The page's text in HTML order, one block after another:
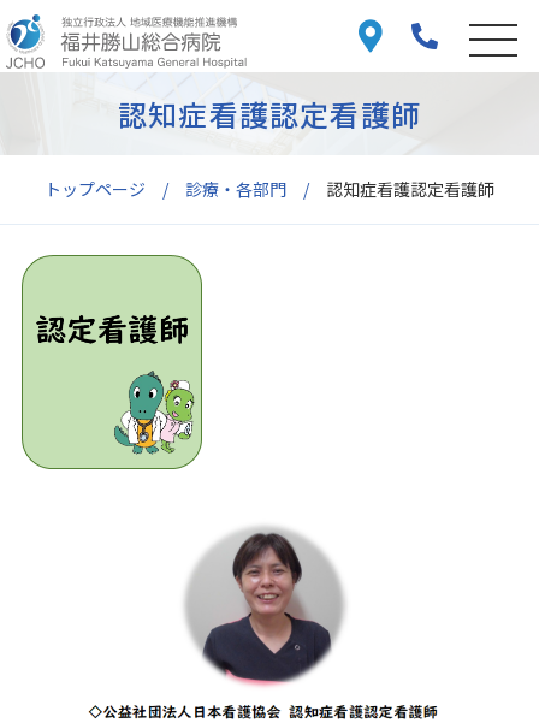
トップページ 診療・各部門 認知症看護認定看護師
認知症看護認定看護師